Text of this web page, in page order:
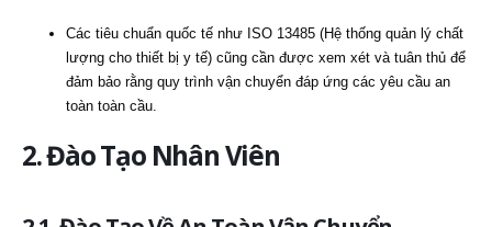
Các tiêu chuẩn quốc tế như ISO 13485 (Hệ thống quản lý chất
lượng cho thiết bị y tế) cũng cần được xem xét và tuân thủ để
đảm bảo rằng quy trình vận chuyển đáp ứng các yêu cầu an
toàn toàn cầu.
2. Đào Tạo Nhân Viên